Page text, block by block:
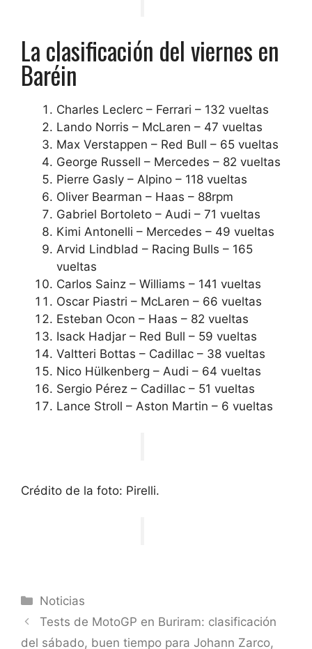
La clasificación del viernes en
Baréin
Charles Leclerc – Ferrari – 132 vueltas
Lando Norris – McLaren – 47 vueltas
Max Verstappen – Red Bull – 65 vueltas
George Russell – Mercedes – 82 vueltas
Pierre Gasly – Alpino – 118 vueltas
Oliver Bearman – Haas – 88rpm
Gabriel Bortoleto – Audi – 71 vueltas
Kimi Antonelli – Mercedes – 49 vueltas
Arvid Lindblad – Racing Bulls – 165
vueltas
Carlos Sainz – Williams – 141 vueltas
Oscar Piastri – McLaren – 66 vueltas
Esteban Ocon – Haas – 82 vueltas
Isack Hadjar – Red Bull – 59 vueltas
Valtteri Bottas – Cadillac – 38 vueltas
Nico Hülkenberg – Audi – 64 vueltas
Sergio Pérez – Cadillac – 51 vueltas
Lance Stroll – Aston Martin – 6 vueltas
Crédito de la foto: Pirelli.
Categorías
Noticias
Tests de MotoGP en Buriram: clasificación
del sábado, buen tiempo para Johann Zarco,